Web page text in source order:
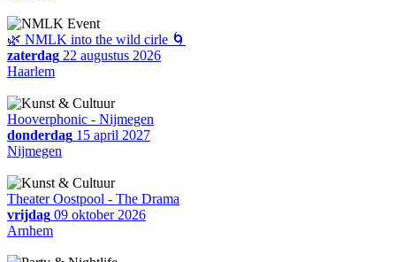
🌿 NMLK into the wild cirle 🌀
zaterdag 22 augustus 2026
Haarlem
Hooverphonic - Nijmegen
donderdag 15 april 2027
Nijmegen
Theater Oostpool - The Drama
vrijdag 09 oktober 2026
Arnhem